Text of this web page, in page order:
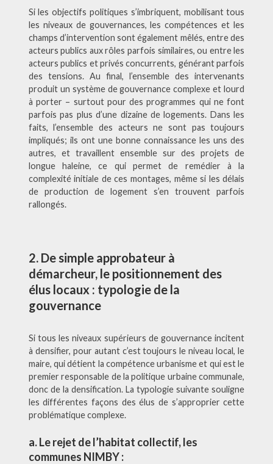
Si les objectifs politiques s’imbriquent, mobilisant tous
les niveaux de gouvernances, les compétences et les
champs d’intervention sont également mêlés, entre des
acteurs publics aux rôles parfois similaires, ou entre les
acteurs publics et privés concurrents, générant parfois
des tensions. Au final, l’ensemble des intervenants
produit un système de gouvernance complexe et lourd
à porter – surtout pour des programmes qui ne font
parfois pas plus d’une dizaine de logements. Dans les
faits, l’ensemble des acteurs ne sont pas toujours
impliqués; ils ont une bonne connaissance les uns des
autres, et travaillent ensemble sur des projets de
longue haleine, ce qui permet de remédier à la
complexité initiale de ces montages, même si les délais
de production de logement s’en trouvent parfois
rallongés.
2. De simple approbateur à
démarcheur, le positionnement des
élus locaux : typologie de la
gouvernance
Si tous les niveaux supérieurs de gouvernance incitent
à densifier, pour autant c’est toujours le niveau local, le
maire, qui détient la compétence urbanisme et qui est le
premier responsable de la politique urbaine communale,
donc de la densification. La typologie suivante souligne
les différentes façons des élus de s’approprier cette
problématique complexe.
a. Le rejet de l’habitat collectif, les
communes NIMBY :